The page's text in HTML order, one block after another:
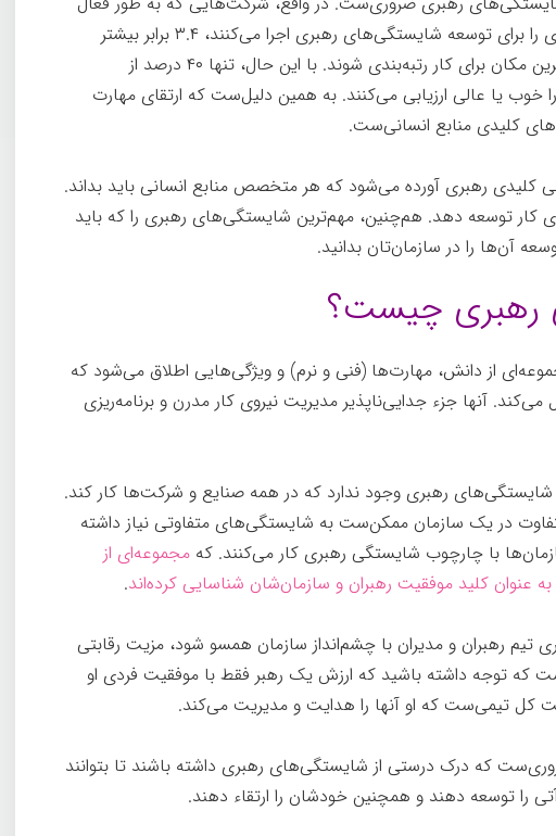
برنامه‌های آموزشی و مربیگری را برای توسعه شایستگی‌های رهبری اجرا می‌کنند، ۳.۴ برابر بیشتر
احتمال دارد که به عنوان بهترین مکان برای کار رتبه‌بندی شوند. با این حال، تنها ۴۰ درصد از
خوب یا عالی ارزیابی می‌کنند. به همین دلیل‌ست که ارتقای مهارت
کلیدی منابع انسانی‌ست.
۱۸ شایستگی کلیدی رهبری آورده می‌شود که هر متخصص منابع انسانی باید بداند.
کار توسعه دهد. هم‌چنین، مهم‌ترین شایستگی‌های رهبری را که باید
آن‌ها را در سازمان‌تان بدانید.
رهبری چیست؟
از دانش، مهارت‌ها (فنی و نرم) و ویژگی‌هایی اطلاق می‌شود که
می‌کند. آنها جزء جدایی‌ناپذیر مدیریت نیروی کار مدرن و برنامه‌ریزی
رهبری وجود ندارد که در همه صنایع و شرکت‌ها کار کند.
در یک سازمان ممکن‌ست به شایستگی‌های متفاوتی نیاز داشته
با چارچوب شایستگی رهبری کار می‌کنند. که مجموعه‌ای از
کلید موفقیت رهبران و سازمان‌شان شناسایی کرده‌اند.
تیم رهبران و مدیران با چشم‌انداز سازمان همسو شود، مزیت رقابتی
توجه داشته باشید که ارزش یک رهبر فقط با موفقیت فردی او
کل تیمی‌ست که او آنها را هدایت و مدیریت می‌کند.
که درک درستی از شایستگی‌های رهبری داشته باشند تا بتوانند
را توسعه دهند و همچنین خودشان را ارتقاء دهند.